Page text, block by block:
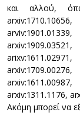
και αλλού,
arxiv:1311.1176,
Ακόμη μπορεί να